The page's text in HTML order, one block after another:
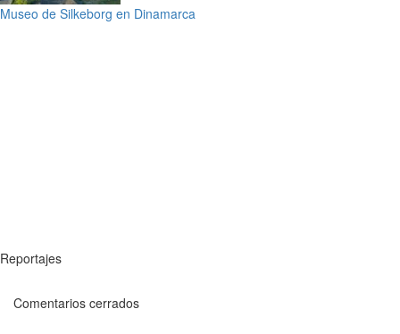
Museo de Silkeborg en Dinamarca
Reportajes
Comentarios cerrados